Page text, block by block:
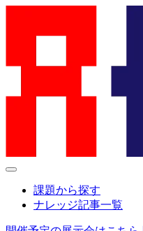
課題から探す
ナレッジ記事一覧